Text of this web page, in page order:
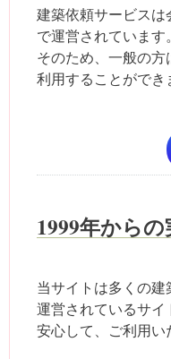
建築依頼サービス
で運営されています。
そのため、一般の
利用することができ
1999年から
当サイトは多くの建
運営されているサイ
安心して、ご利用い